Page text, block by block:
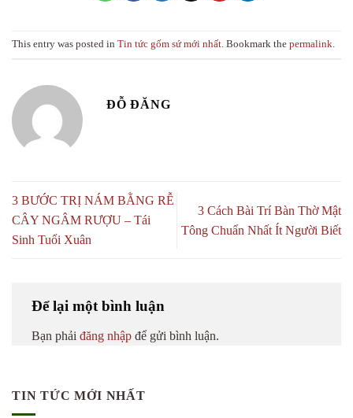
This entry was posted in Tin tức gốm sứ mới nhất. Bookmark the permalink.
ĐỖ ĐĂNG
3 BƯỚC TRỊ NÁM BẰNG RỄ
CÂY NGÂM RƯỢU – Tái
Sinh Tuổi Xuân
3 Cách Bài Trí Bàn Thờ Mật
Tông Chuẩn Nhất Ít Người Biết
Để lại một bình luận
Bạn phải đăng nhập để gửi bình luận.
TIN TỨC MỚI NHẤT